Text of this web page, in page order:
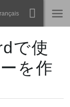
で使
を作